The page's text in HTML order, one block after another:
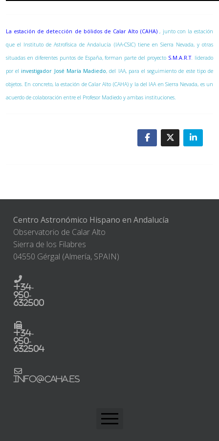
La estación de detección de bólidos de Calar Alto (CAHA) , junto con la estación
que el Instituto de Astrofísica de Andalucía (IAA-CSIC) tiene en Sierra Nevada, y otras
situadas en diferentes puntos de España, forman parte del proyecto S.M.A.R.T. liderado
por el investigador José María Madiedo, del IAA, para el seguimiento de este tipo de
objetos. En concreto, la estación de Calar Alto (CAHA) y la del IAA en Sierra Nevada, es un
acuerdo de colaboración entre el Profesor Madiedo y ambas instituciones.
Centro Astronómico Hispano en Andalucía
Observatorio de Calar Alto
Sierra de los Filabres
04550 Gérgal (Almería, SPAIN)
+34-
950-
632500
+34-
950-
632504
info@caha.es